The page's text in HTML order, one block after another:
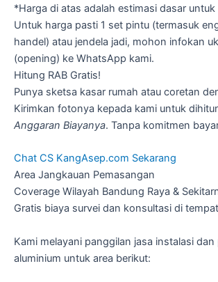
*Harga di atas adalah estimasi dasar
Untuk harga pasti 1 set pintu (termasuk
handel) atau jendela jadi, mohon infokan
(opening) ke WhatsApp kami.
Hitung RAB Gratis!
Punya sketsa kasar rumah atau coretan
Kirimkan fotonya kepada kami untuk
Anggaran Biayanya. Tanpa komitmen
Chat CS KangAsep.com Sekarang
Area Jangkauan Pemasangan
Coverage Wilayah Bandung Raya &
Gratis biaya survei dan konsultasi di
Kami melayani panggilan jasa instalasi
aluminium untuk area berikut: